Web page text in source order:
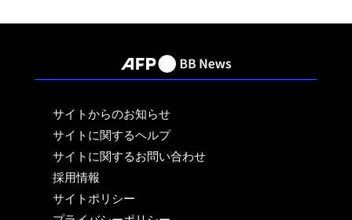
サイトからのお知らせ
サイトに関するヘルプ
サイトに関するお問い合わせ
採用情報
サイトポリシー